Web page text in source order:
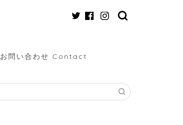
お問い合わせ Contact